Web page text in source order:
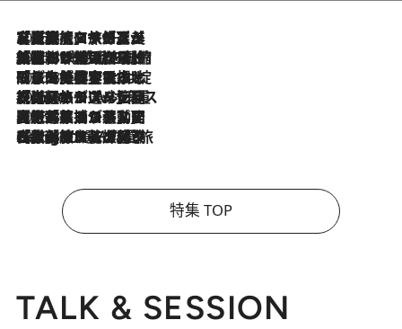
2026.8.7
【厳選旅コスメ】「多機能アイテムがメイン！」旅好き美容エディターが選んだ夏旅ベストコスメを発表【Mサイズジップ】
2026.8.6
「荷物が増えるほど旅ストレスは増す」美容ジャーナリストがたどり着いた最終結論。“化粧品を劇的に減らす”感動の凝縮美容とは
2026.8.6
「旅先には金髪ウィッグを持参」日本と同じメイクでは損してる!? 美容ジャーナリストが提案する“掟破りの旅美容”とは
2026.8.6
【厳選旅コスメ】「身軽さ＆UV対策重視！」ヘアアーティストshucoが選んだ夏旅ベストコスメを発表【Mサイズジップ】
2026.8.5
【厳選旅コスメ】国内をあちこち移動する河井菜摘が選んだ夏旅ベストコスメ発表！「リラックスアイテムはマスト」【Mサイズジップ】
2026.8.4
【厳選旅コスメ】「紫外線＆乾燥対策しながらメイク感も！」ヘア＆メイクGeorgeが選んだ夏旅ベストコスメを発表！【Mサイズジップ】
特集 TOP
TALK & SESSION